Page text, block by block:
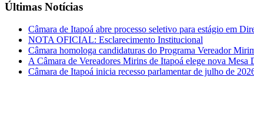
Últimas Notícias
Câmara de Itapoá abre processo seletivo para estágio em
NOTA OFICIAL: Esclarecimento Institucional
Câmara homologa candidaturas do Programa Vereador
A Câmara de Vereadores Mirins de Itapoá elege nova Mesa
Câmara de Itapoá inicia recesso parlamentar de julho de